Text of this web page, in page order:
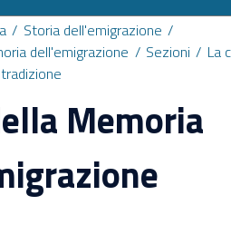
Storia dell'emigrazione
dell'emigrazione
Sezioni
La
Memoria